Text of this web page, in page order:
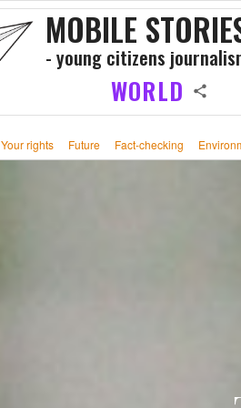
MOBILE
- young citizens
WORLD
Your rights Future Fact-checking